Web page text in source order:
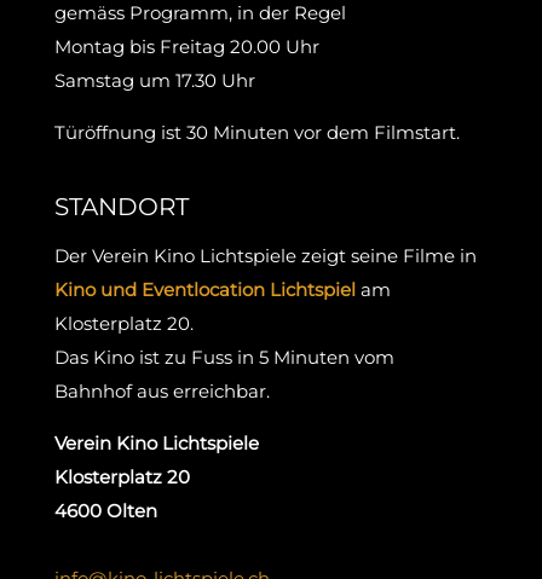
gemäss Programm, in der Regel
Montag bis Freitag 20.00 Uhr
Samstag um 17.30 Uhr
Türöffnung ist 30 Minuten vor dem Filmstart.
STANDORT
Der Verein Kino Lichtspiele zeigt seine Filme in
Kino und Eventlocation Lichtspiel am
Klosterplatz 20.
Das Kino ist zu Fuss in 5 Minuten vom
Bahnhof aus erreichbar.
Verein Kino Lichtspiele
Klosterplatz 20
4600 Olten